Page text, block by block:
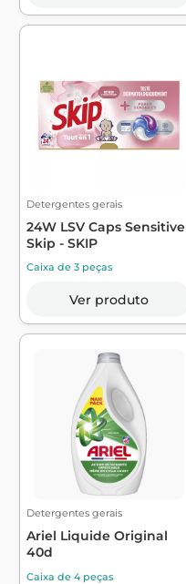
Detergentes gerais
24W LSV Caps Sensitive
Skip - SKIP
Caixa de 3 peças
Ver produto
Detergentes gerais
Ariel Liquide Original
40d
Caixa de 4 peças